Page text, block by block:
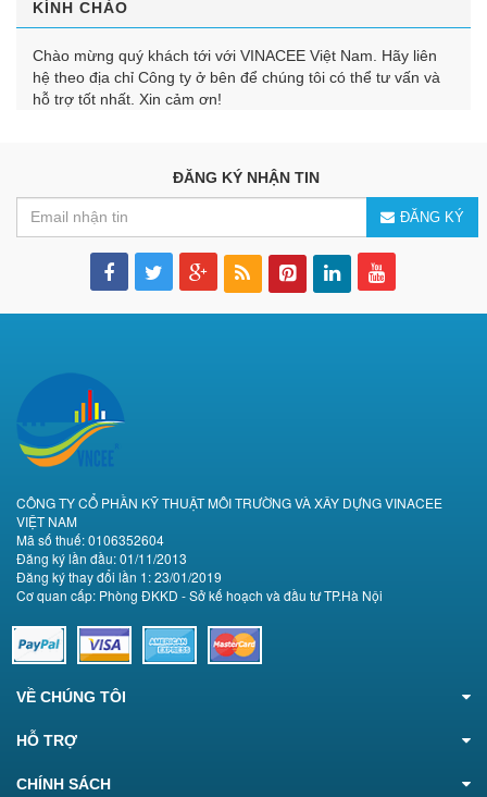
KÍNH CHÀO
Chào mừng quý khách tới với VINACEE Việt Nam. Hãy liên
hệ theo địa chỉ Công ty ở bên để chúng tôi có thể tư vấn và
hỗ trợ tốt nhất. Xin cảm ơn!
ĐĂNG KÝ NHẬN TIN
ĐĂNG KÝ
CÔNG TY CỔ PHẦN KỸ THUẬT MÔI TRƯỜNG VÀ XÂY DỰNG VINACEE
VIỆT NAM
Mã số thuế: 0106352604
Đăng ký lần đầu: 01/11/2013
Đăng ký thay đổi lần 1: 23/01/2019
Cơ quan cấp: Phòng ĐKKD - Sở kế hoạch và đầu tư TP.Hà Nội
VỀ CHÚNG TÔI
HỖ TRỢ
CHÍNH SÁCH